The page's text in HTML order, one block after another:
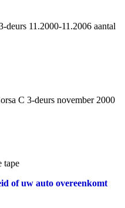
deurs 11.2000-11.2006 aantal
C 3-deurs november 2000
tape
of uw auto overeenkomt